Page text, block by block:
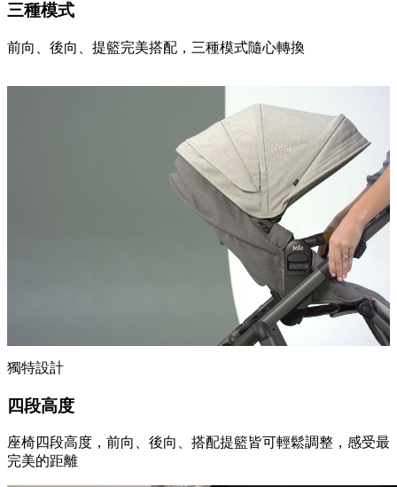
三種模式
前向、後向、提籃完美搭配，三種模式隨心轉換
獨特設計
四段高度
座椅四段高度，前向、後向、搭配提籃皆可輕鬆調整，感受最
完美的距離